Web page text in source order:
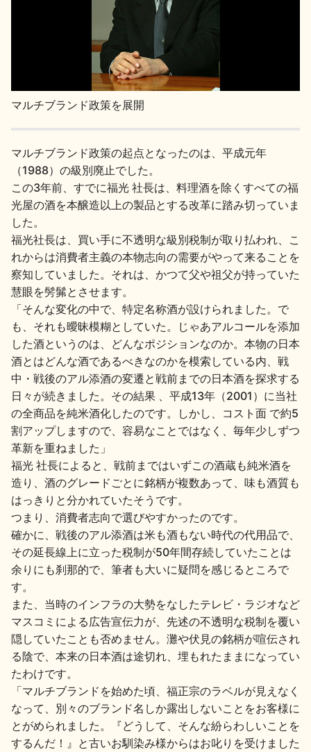
マルチブランド政策を展開
マルチブランド政策の起点となったのは、平成元年
（1988）の級別廃止でした。
この3年前、すでに福光 社長は、料理酒を除くすべての福
光屋の酒を本醸造以上の製品とする改革に踏み切っていま
した。
福光社長は、買い手に不透明な級別税制が取り払われ、こ
れからは消費者主義の本物志向の需要がやって来ることを
察知していました。それは、かつて父や祖父が持っていた
慧眼を髣髴とさせます。
「そんな変化の中で、特定名称酒が設けられました。で
も、それも曖昧模糊としていた。じゃあアルコールを添加
した酒というのは、どんなポジションなのか。本物の日本
酒とはどんな酒であるべきなのかを模索している内、戦
中・戦後のアル添酒の変遷と戦前までの日本酒を探求する
日々が続きました。その結果 、平成13年（2001）に当社
の全商品を純米酒化したのです。しかし、コスト面 で約5
割アップしますので、容易なことではなく、毎年少しずつ
革新を重ねました」
福光 社長によると、戦前まではいずこの酒蔵も純米酒を
造り、酒のグレードごとに銘柄が複数あって、味も酒質も
はっきりと分かれていたそうです。
つまり、消費者志向で選びやすかったのです。
確かに、戦後のアル添酒は米も酒もない時代の代用品で、
その延長線上に立った税制が50年間存続していたことは
余りにも刹那的で、筆者も大いに疑問を感じるところで
す。
また、当時のインフラの大勢をなしたテレビ・ラジオなど
マスコミによる広告宣伝力が、先述の不透明な税制を覆い
隠していたことも否めません。灘や伏見の銘柄が喧伝され
る陰で、本来の日本酒は途切れ、埋もれたままになってい
たわけです。
「マルチブランドを始めた頃、福正宗のラベルが見えなく
なって、別々のブランド名しか露出しないことをお客様に
とがめられました。『どうして、そんな紛らわしいことを
するんだ！』と古いお馴染み様からはお叱りを受けました